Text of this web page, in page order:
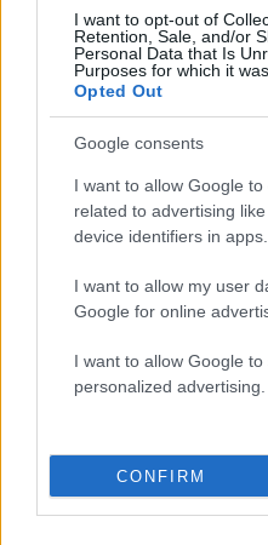
I want to opt-out of
Retention, Sale, and/or
Personal Data that Is
Purposes for which it
Opted Out
Google consents
I want to allow Google
related to advertising
device identifiers in apps.
I want to allow my user
Google for online
I want to allow Google to
personalized advertising.
CONFIRM
Σχόλια
Αν τα χάσατε
Κλειστό μέχρι νεοτέρας
πνίγηκε ο 4χρονος –
Απολογείται ο ιδιοκτήτης
που είχε δηλωθεί ως